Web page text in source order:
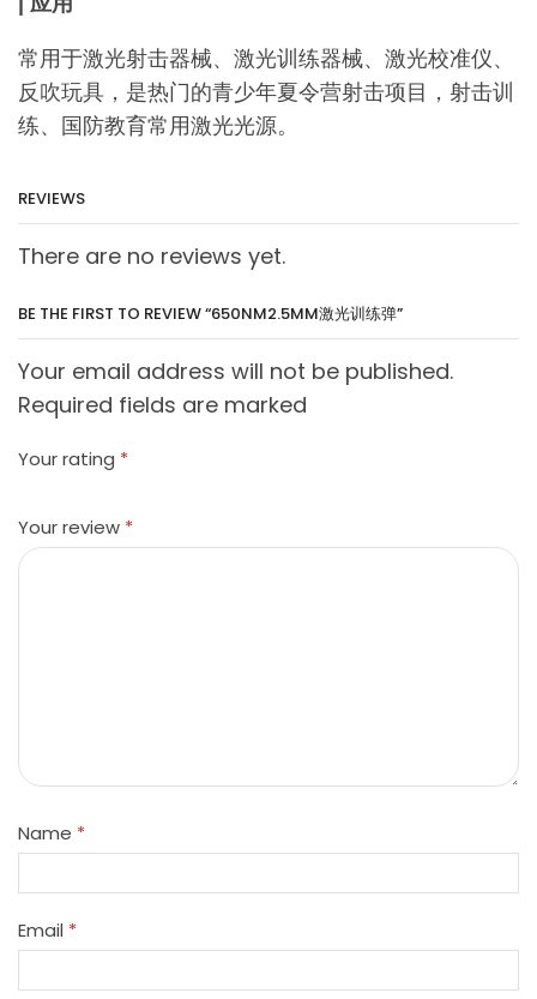
常用于激光射击器械、激光训练器械、激光校准仪、
反吹玩具，是热门的青少年夏令营射击项目，射击训
练、国防教育常用激光光源。
REVIEWS
There are no reviews yet.
BE THE FIRST TO REVIEW “650NM2.5MM激光训练弹”
Your email address will not be published.
Required fields are marked
Your rating *
Your review *
Name *
Email *